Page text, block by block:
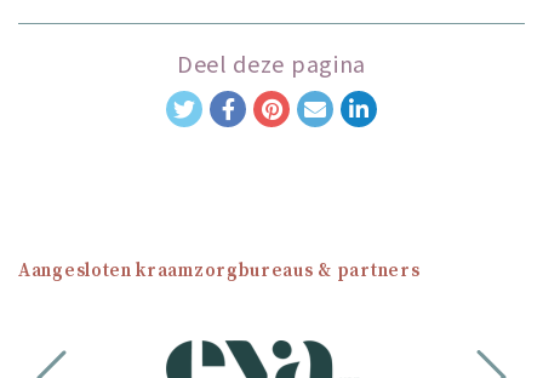
Deel deze pagina
Aangesloten kraamzorgbureaus & partners